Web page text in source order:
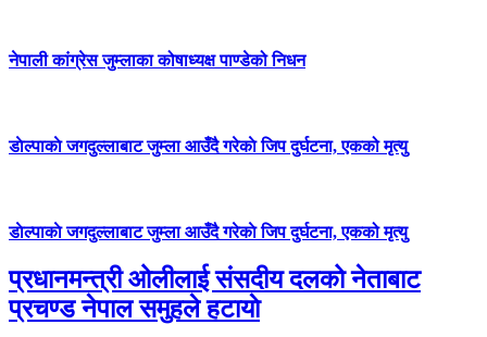
नेपाली कांग्रेस जुम्लाका कोषाध्यक्ष पाण्डेको निधन
डाेल्पाकाे जगदुल्लाबाट जुम्ला आउँदै गरेकाे जिप दुर्घटना, एकको मृत्यु
डाेल्पाकाे जगदुल्लाबाट जुम्ला आउँदै गरेकाे जिप दुर्घटना, एकको मृत्यु
प्रधानमन्त्री ओलीलाई संसदीय दलको नेताबाट
प्रचण्ड नेपाल समुहले हटायाे